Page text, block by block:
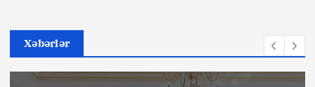
Xəbərlər